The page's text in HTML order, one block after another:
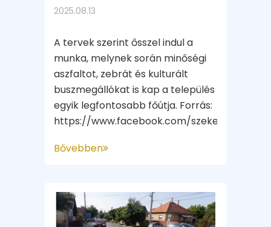
2025.08.13
A tervek szerint ősszel indul a
munka, melynek során minőségi
aszfaltot, zebrát és kulturált
buszmegállókat is kap a település
egyik legfontosabb főútja. Forrás:
https://www.facebook.com/
Bővebben